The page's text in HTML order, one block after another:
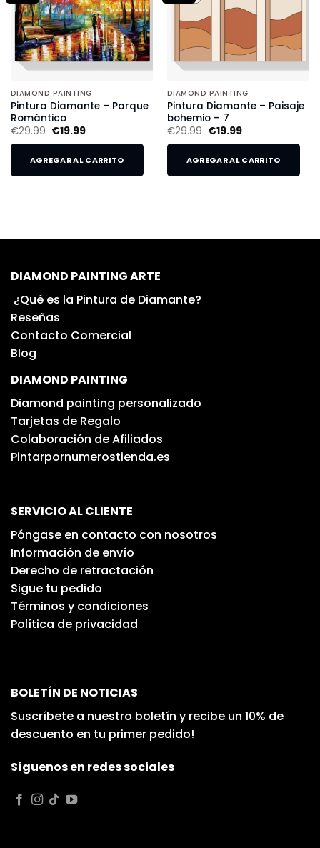
DIAMOND PAINTING
Pintura Diamante – Parque
Romántico
€29.99 €19.99
AGREGAR AL CARRITO
DIAMOND PAINTING
Pintura Diamante – Paisaje
bohemio – 7
€29.99 €19.99
AGREGAR AL CARRITO
DIAMOND PAINTING ARTE
¿Qué es la Pintura de Diamante?
Reseñas
Contacto Comercial
Blog
DIAMOND PAINTING
Diamond painting personalizado
Tarjetas de Regalo
Colaboración de Afiliados
Pintarpornumerostienda.es
SERVICIO AL CLIENTE
Póngase en contacto con nosotros
Información de envío
Derecho de retractación
Sigue tu pedido
Términos y condiciones
Política de privacidad
BOLETÍN DE NOTICIAS
Suscríbete a nuestro boletín y recibe un 10% de
descuento en tu primer pedido!
Síguenos en redes sociales